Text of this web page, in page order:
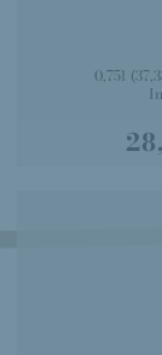
0,75l